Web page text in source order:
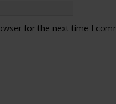
for the next time I